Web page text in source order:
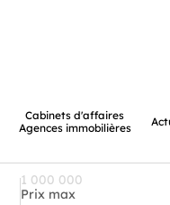
Cabinets d'affaires
Agences immobilières
Prix max